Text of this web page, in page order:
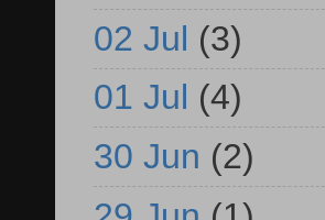
02 Jul (3)
01 Jul (4)
30 Jun (2)